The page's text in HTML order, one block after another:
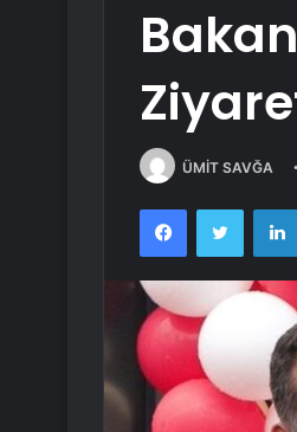
ÜMİT SAVĞA
FacebookTwitter